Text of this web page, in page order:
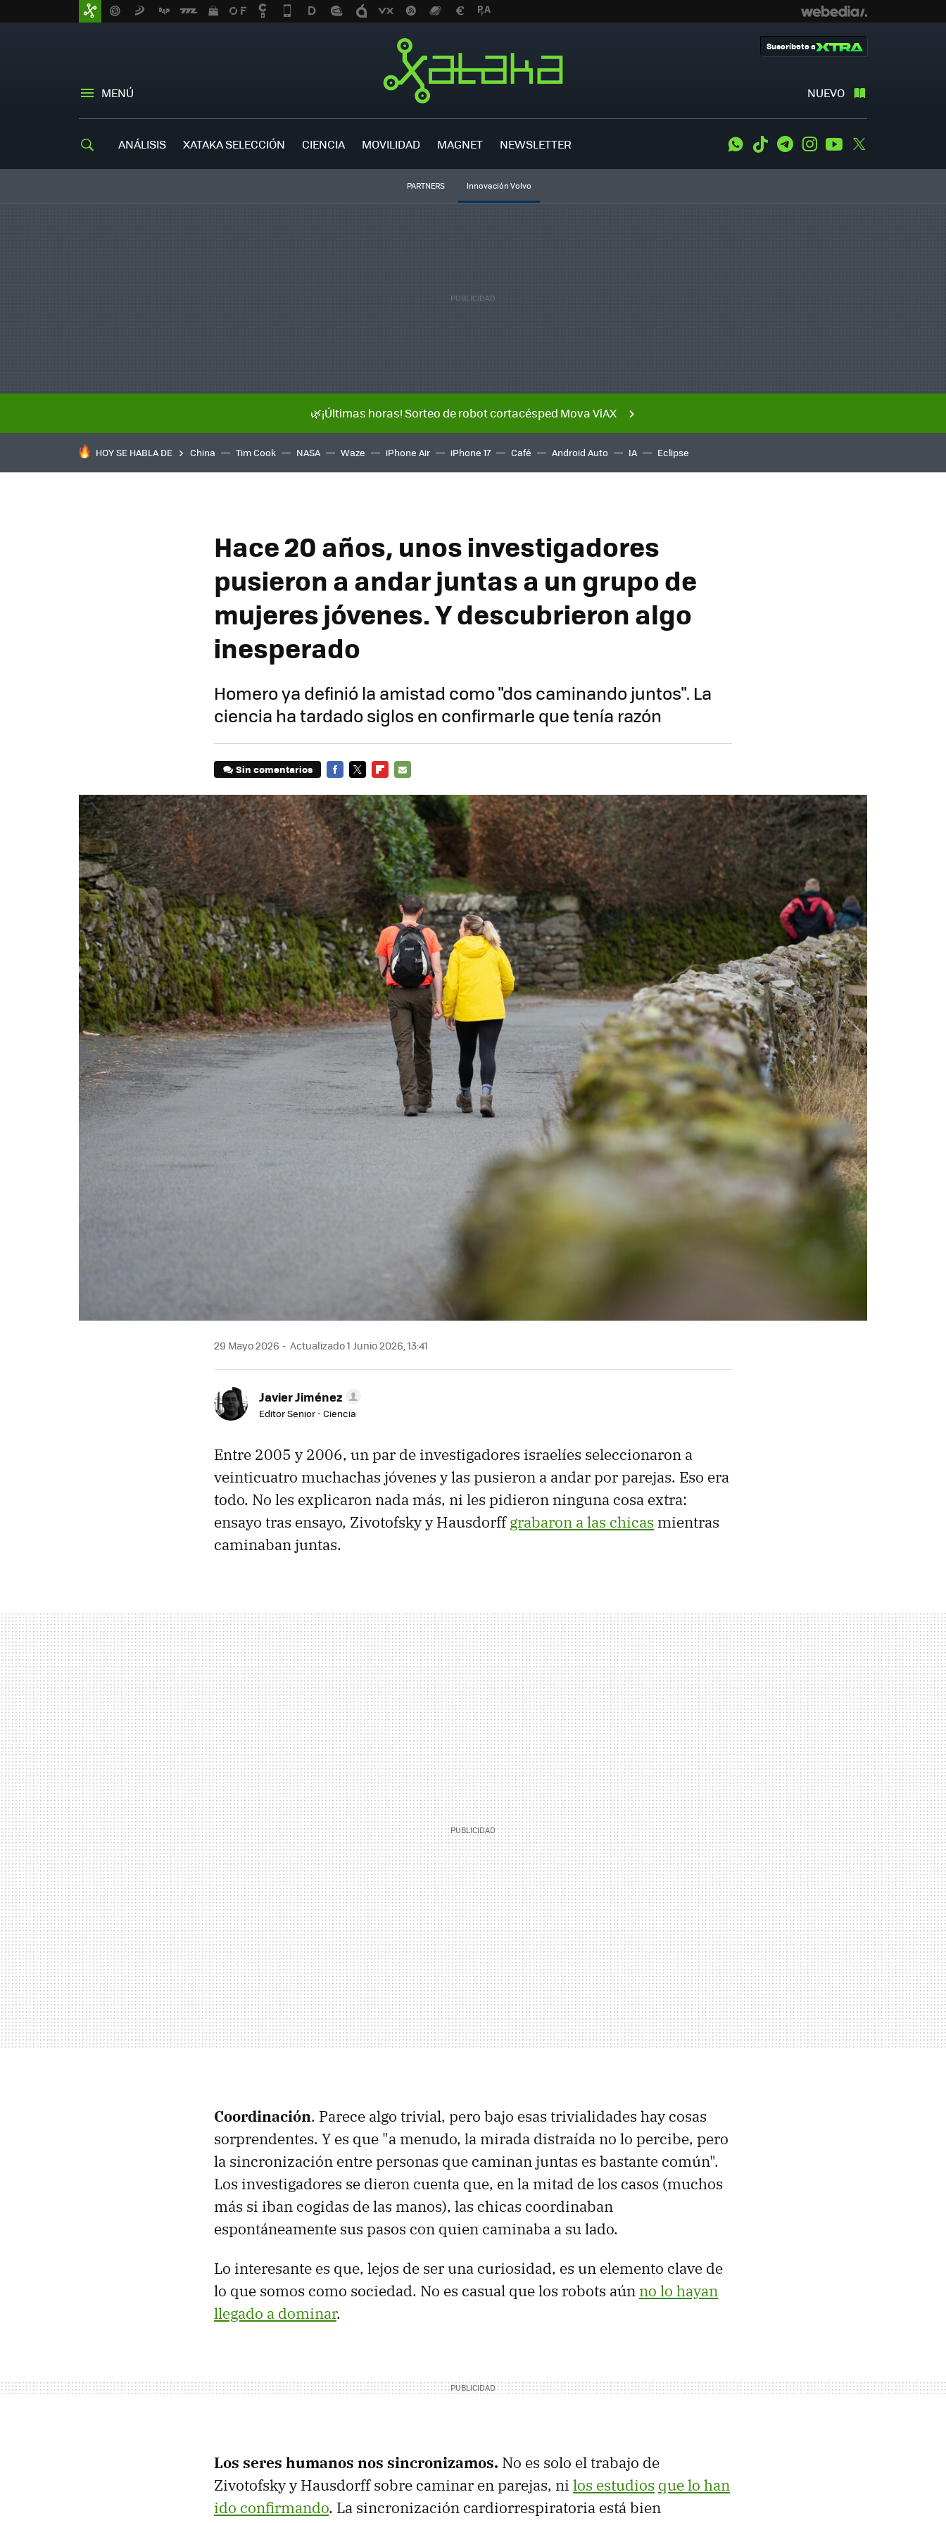
MENÚ NUEVO
Suscríbete a
ANÁLISIS XATAKA SELECCIÓN CIENCIA MOVILIDAD MAGNET NEWSLETTER WhatsApp
Tiktok TelegramInstagramYoutube
PARTNERS Innovación Volvo
🌿¡Últimas horas! Sorteo de robot cortacésped Mova ViAX
HOY SE HABLA DE China Tim Cook NASA Waze iPhone Air iPhone 17 Café Android Auto IA Eclipse
Hace 20 años, unos investigadores
pusieron a andar juntas a un grupo de
mujeres jóvenes. Y descubrieron algo
inesperado
Homero ya definió la amistad como "dos caminando juntos". La
ciencia ha tardado siglos en confirmarle que tenía razón
Sin comentarios
MAIL
29 Mayo 2026 Actualizado 1 Junio 2026, 13:41
Javier Jiménez
Editor Senior - Ciencia
Entre 2005 y 2006, un par de investigadores israelíes seleccionaron a
veinticuatro muchachas jóvenes y las pusieron a andar por parejas. Eso era
todo. No les explicaron nada más, ni les pidieron ninguna cosa extra:
ensayo tras ensayo, Zivotofsky y Hausdorffgrabaron a las chicas mientras
caminaban juntas.
Coordinación. Parece algo trivial, pero bajo esas trivialidades hay cosas
sorprendentes. Y es que "a menudo, la mirada distraída no lo percibe, pero
la sincronización entre personas que caminan juntas es bastante común".
Los investigadores se dieron cuenta que, en la mitad de los casos (muchos
más si iban cogidas de las manos), las chicas coordinaban
espontáneamente sus pasos con quien caminaba a su lado.
Lo interesante es que, lejos de ser una curiosidad, es un elemento clave de
lo que somos como sociedad. No es casual que los robots aún no lo hayan
llegado a dominar.
Los seres humanos nos sincronizamos. No es solo el trabajo de
Zivotofsky y Hausdorff sobre caminar en parejas, ni los estudios que lo han
ido confirmando. La sincronización cardiorrespiratoria está bien